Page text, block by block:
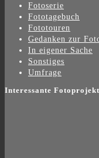
Fotoserie
Fototagebuch
Fototouren
Gedanken zur
In eigener Sache
Sonstiges
Umfrage
Interessante